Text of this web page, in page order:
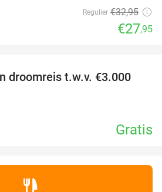
Regulier €32,95
€27,95
droomreis t.w.v. €3.000
Gratis